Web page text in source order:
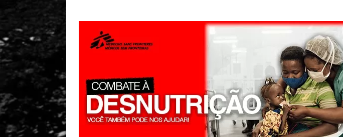
A
p
p